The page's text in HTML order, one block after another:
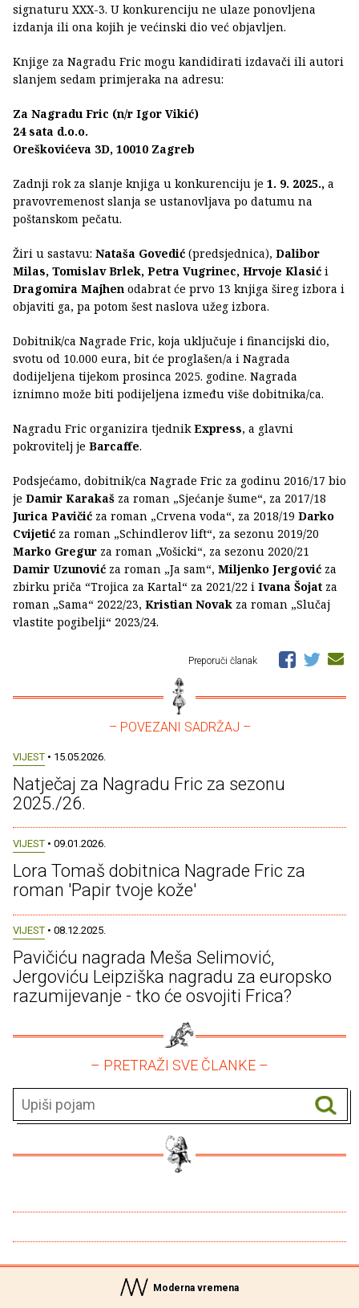
signaturu XXX-3. U konkurenciju ne ulaze ponovljena
izdanja ili ona kojih je većinski dio već objavljen.
Knjige za Nagradu Fric mogu kandidirati izdavači ili autori
slanjem sedam primjeraka na adresu:
Za Nagradu Fric (n/r Igor Vikić)
24 sata d.o.o.
Oreškovićeva 3D, 10010 Zagreb
Zadnji rok za slanje knjiga u konkurenciju je 1. 9. 2025., a
pravovremenost slanja se ustanovljava po datumu na
poštanskom pečatu.
Žiri u sastavu: Nataša Govedić (predsjednica), Dalibor
Milas, Tomislav Brlek, Petra Vugrinec, Hrvoje Klasić i
Dragomira Majhen odabrat će prvo 13 knjiga šireg izbora i
objaviti ga, pa potom šest naslova užeg izbora.
Dobitnik/ca Nagrade Fric, koja uključuje i financijski dio,
svotu od 10.000 eura, bit će proglašen/a i Nagrada
dodijeljena tijekom prosinca 2025. godine. Nagrada
iznimno može biti podijeljena između više dobitnika/ca.
Nagradu Fric organizira tjednikExpress, a glavni
pokrovitelj je Barcaffe.
Podsjećamo, dobitnik/ca Nagrade Fric za godinu 2016/17 bio
je Damir Karakaš za roman „Sjećanje šume“, za 2017/18
Jurica Pavičić za roman „Crvena voda“, za 2018/19 Darko
Cvijetić za roman „Schindlerov lift“, za sezonu 2019/20
Marko Gregur za roman „Vošicki“, za sezonu 2020/21
Damir Uzunović za roman „Ja sam“, Miljenko Jergović za
zbirku priča “Trojica za Kartal“ za 2021/22 i Ivana Šojat za
roman „Sama“ 2022/23, Kristian Novak za roman „Slučaj
vlastite pogibelji“ 2023/24.
Preporuči članak
– POVEZANI SADRŽAJ –
VIJEST • 15.05.2026.
Natječaj za Nagradu Fric za sezonu
2025./26.
VIJEST • 09.01.2026.
Lora Tomaš dobitnica Nagrade Fric za
roman 'Papir tvoje kože'
VIJEST • 08.12.2025.
Pavičiću nagrada Meša Selimović,
Jergoviću Leipziška nagradu za europsko
razumijevanje - tko će osvojiti Frica?
– PRETRAŽI SVE ČLANKE –
Moderna vremena